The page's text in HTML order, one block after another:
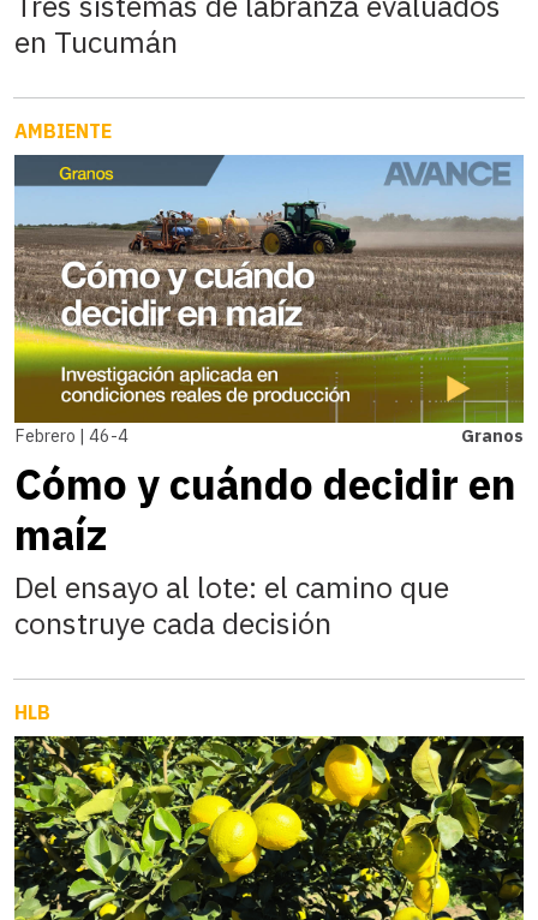
en Tucumán
AMBIENTE
Febrero | 46-4 Granos
Cómo y cuándo decidir en
maíz
Del ensayo al lote: el camino que
construye cada decisión
HLB